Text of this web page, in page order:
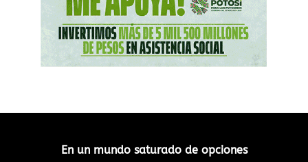
En un mundo saturado de opciones